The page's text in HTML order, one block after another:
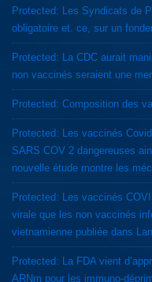
Protected: Les Syndicats de
obligatoire et. ce, sur un
Protected: La CDC aurait
non vaccinés seraient une
Protected: Composition des
Protected: Les vaccinés Covid favoriseraient l’évolution des mutations
SARS COV 2 dangereuses
nouvelle étude montre les
Protected: Les vaccinés
virale que les non vaccinés
vietnamienne publiée dans
Protected: La FDA vient
ARNm pour les immuno-